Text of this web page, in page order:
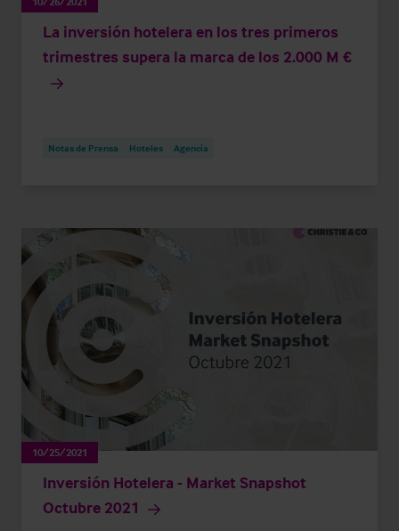
La inversión hotelera en los tres primeros
trimestres supera la marca de los 2.000 M €
Notas de Prensa Hoteles Agencia
10/25/2021
Inversión Hotelera - Market Snapshot
Octubre 2021